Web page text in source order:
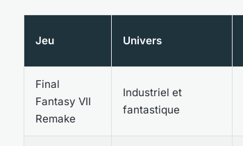
Jeu Univers
Final
Fantasy VII
Remake
Industriel et
fantastique